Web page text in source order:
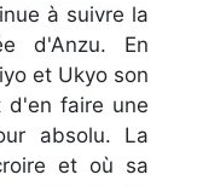
à suivre la
d'Anzu. En
et Ukyo son
d'en faire une
absolu. La
et où sa